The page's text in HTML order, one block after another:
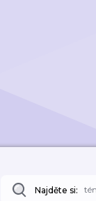
Najděte si: